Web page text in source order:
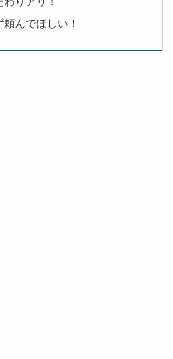
頼んでほしい！